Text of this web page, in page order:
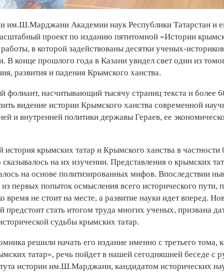
им.Ш.Марджани Академии наук Республики Татарстан и
проект по изданию пятитомной «Истории
в которой задействованы десятки ученых-
В конце прошлого года в Казани увидел свет один из
развития и падения Крымского ханства.
фолиант, насчитывающий тысячу страниц текста и более
видение истории Крымского ханства современной
и внутренней политики державы Гераев, ее
крымских татар и Крымского ханства в частности
на их изучении. Представления о крымских
на основе политизированных мифов. Впоследствии
первых попыток осмысления всего исторического пути,
не стоит на месте, а развитие науки идет вперед.
предстоит стать итогом труда многих ученых, призвана
судьбы крымских татар.
решили начать его издание именно с третьего тома,
татар», речь пойдет в нашей сегодняшней беседе с
истории им.Ш.Марджани, кандидатом исторических